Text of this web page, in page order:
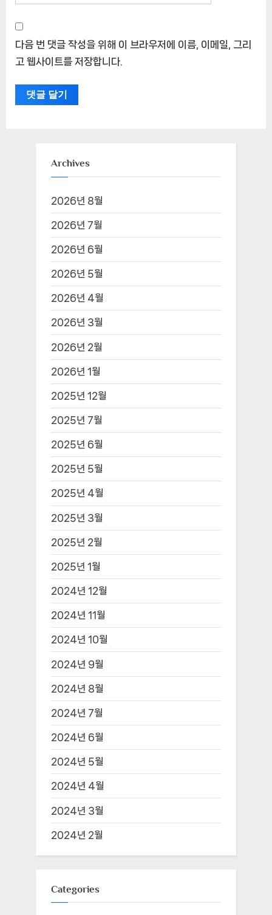
다음 번 댓글 작성을 위해 이 브라우저에 이름, 이메일, 그리
고 웹사이트를 저장합니다.
Archives
2026년 8월
2026년 7월
2026년 6월
2026년 5월
2026년 4월
2026년 3월
2026년 2월
2026년 1월
2025년 12월
2025년 7월
2025년 6월
2025년 5월
2025년 4월
2025년 3월
2025년 2월
2025년 1월
2024년 12월
2024년 11월
2024년 10월
2024년 9월
2024년 8월
2024년 7월
2024년 6월
2024년 5월
2024년 4월
2024년 3월
2024년 2월
Categories